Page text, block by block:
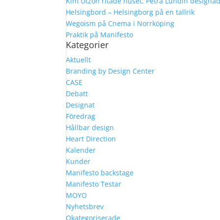
Helsingbord – Helsingborg på en tallrik
Wegoism på Cnema i Norrköping
Praktik på Manifesto
Kategorier
Aktuellt
Branding by Design Center
CASE
Debatt
Designat
Föredrag
Hållbar design
Heart Direction
Kalender
Kunder
Manifesto backstage
Manifesto Testar
MOYO
Nyhetsbrev
Okategoriserade